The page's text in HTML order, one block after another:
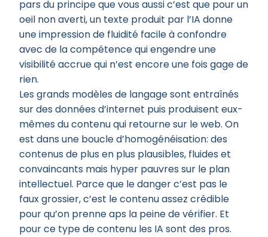
pars du principe que vous aussi c’est que pour un
oeil non averti, un texte produit par l’IA donne
une impression de fluidité facile à confondre
avec de la compétence qui engendre une
visibilité accrue qui n’est encore une fois gage de
rien.
Les grands modèles de langage sont entraînés
sur des données d’internet puis produisent eux-
mêmes du contenu qui retourne sur le web. On
est dans une boucle d’homogénéisation: des
contenus de plus en plus plausibles, fluides et
convaincants mais hyper pauvres sur le plan
intellectuel. Parce que le danger c’est pas le
faux grossier, c’est le contenu assez crédible
pour qu’on prenne aps la peine de vérifier. Et
pour ce type de contenu les IA sont des pros.